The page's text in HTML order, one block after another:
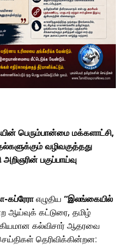
பெரும்பான்மை மக்களாட்சி,
வழிவகுத்தது
பகுப்பாய்வு
எழுதிய “இலங்கையில்
ஆய்வுக் கட்டுரை, தமிழ்
கல்விசார் ஆதரவை
தெரிவிக்கின்றன: